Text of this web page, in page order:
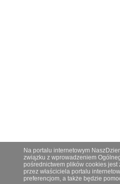
Na portalu internetowym
związku z wprowadzeniem
pośrednictwem plików cookies
przez właściciela portalu
preferencjom, a także będzie